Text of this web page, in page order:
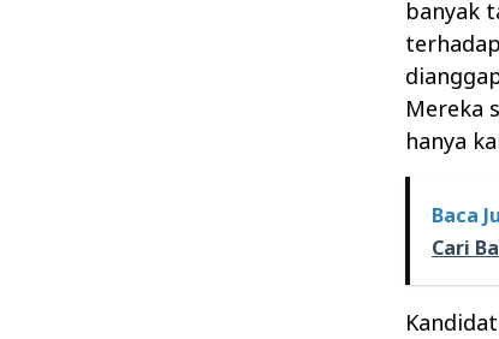
banyak
Mereka
hanya
Baca
Cari